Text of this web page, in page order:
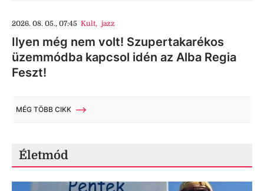
2026. 08. 05., 07:45 Kult, jazz
Ilyen még nem volt! Szupertakarékos
üzemmódba kapcsol idén az Alba Regia
Feszt!
MÉG TÖBB CIKK
Életmód